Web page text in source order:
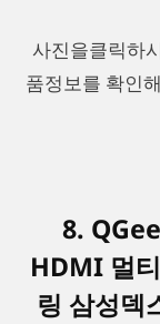
사진을클릭하
품정보를 확인
8.
HDMI 멀
링 삼성덱